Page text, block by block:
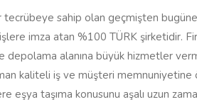
sahip olan geçmişten
imza atan %100 TÜRK şirketidir.
depolama alanına büyük hizmetler
kaliteli iş ve müşteri
eşya taşıma konusunu aşalı uzun